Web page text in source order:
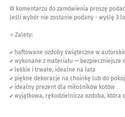
W komentarzu do zamówienia proszę
Jeśli wybór nie zostanie podany - wyślę 3
⭐ Zalety:
✔ haftowane ozdoby świąteczne w
✔ wykonane z materiału — bezpieczniejsze
✔ lekkie i trwałe, idealne na lata
✔ piękne dekoracje na choinkę lub do
✔ idealny prezent dla miłośników kotów
✔ wyjątkowa, rękodzielnicza ozdoba, która